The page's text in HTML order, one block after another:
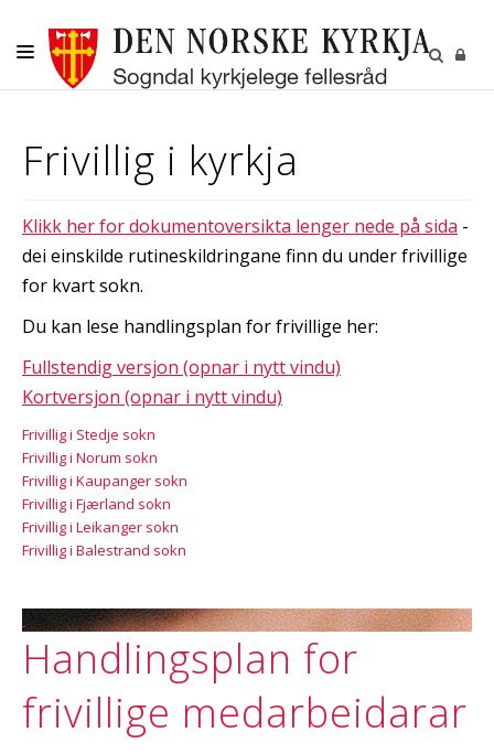
KYRKJELEGE HANDLINGAR
VAKSNE, DIAKONI OG FRIVILLIGE
KULTUR
GRAVPLASS
Frivillig i kyrkja
Klikk her for dokumentoversikta lenger nede på sida -
dei einskilde rutineskildringane finn du under frivillige
for kvart sokn.
Du kan lese handlingsplan for frivillige her:
Fullstendig versjon (opnar i nytt vindu)
Kortversjon (opnar i nytt vindu)
Frivillig i Stedje sokn
Frivillig i Norum sokn
Frivillig i Kaupanger sokn
Frivillig i Fjærland sokn
Frivillig i Leikanger sokn
Frivillig i Balestrand sokn
Handlingsplan for
frivillige medarbeidarar